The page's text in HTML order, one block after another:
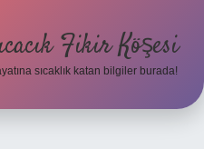
Fikir Köşesi
sıcaklık katan bilgiler burada!